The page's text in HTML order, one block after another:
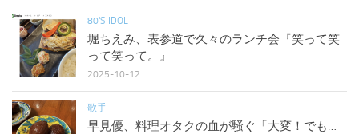
80'S IDOL
堀ちえみ、表参道で久々のランチ会『笑って笑
って笑って。』
2025-10-12
歌手
早見優、料理オタクの血が騒ぐ「大変！でも…